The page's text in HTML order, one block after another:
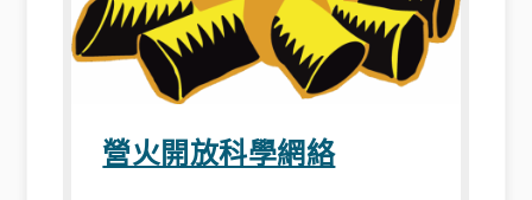
營火開放科學網絡